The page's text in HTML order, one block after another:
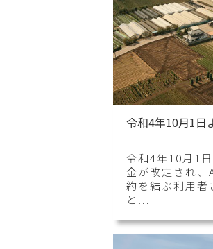
令和4年10月1日
令和4年10月1
金が改定され、
約を結ぶ利用者
と...